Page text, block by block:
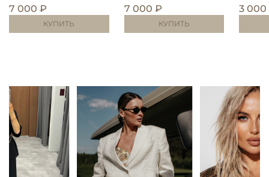
7 000 ₽
КУПИТЬ
7 000 ₽
КУПИТЬ
3 000